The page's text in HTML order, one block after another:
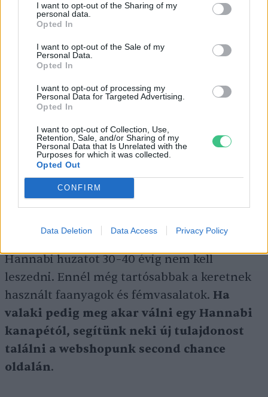
I want to opt-out of the Sharing of my
personal data.
Opted In
I want to opt-out of the Sale of my
Personal Data.
Opted In
I want to opt-out of processing my
Personal Data for Targeted Advertising.
Opted In
I want to opt-out of Collection, Use,
Retention, Sale, and/or Sharing of my
Personal Data that Is Unrelated with the
Purposes for which it was collected.
Opted Out
CONFIRM
Data Deletion Data Access Privacy Policy
kezelni. Ha egy bútor csak 5–10 évig
valóban hosszú élettartamú bútor akár
több nemzedéket is ki tud szolgálni.
is olyan régen a bútorok legalább 100–150
évig voltak szolgálatban.
Ehhez mérten kell anyagot választanunk, így
a huzatjaink 100 százalékban poliészterből
készülnek, amely nagyon strapabíró anyag.
Ha már 5–10 százalék pamut van benne,
bizonyos foltok nem jönnek ki belőle, és
Hannabi huzatot 30–40 évig nem kell
leszedni. Ennél még tartósabbak a keretnek
használt faanyagok és fémvasalatok. Ha
valaki pedig meg akar válni egy Hannabi
kanapétól, segítünk neki új tulajdonost
találni a webshopunk second chance
oldalán.